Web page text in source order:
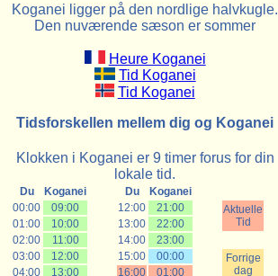
Koganei ligger på den nordlige halvkugle.
Den nuværende sæson er sommer
Heure Koganei
Tid Koganei
Tid Koganei
Tidsforskellen mellem dig og Koganei
Klokken i Koganei er 9 timer forus for din
lokale tid.
Du Koganei Du
Koganei
00:00
09:00 12:00 21:00
Aktuelle
Tid
01:00 10:00 13:00
22:00
02:00
11:00 14:00
23:00
03:00
12:00 15:00 00:00
Forrige
dag
04:00 13:00 16:00 01:00